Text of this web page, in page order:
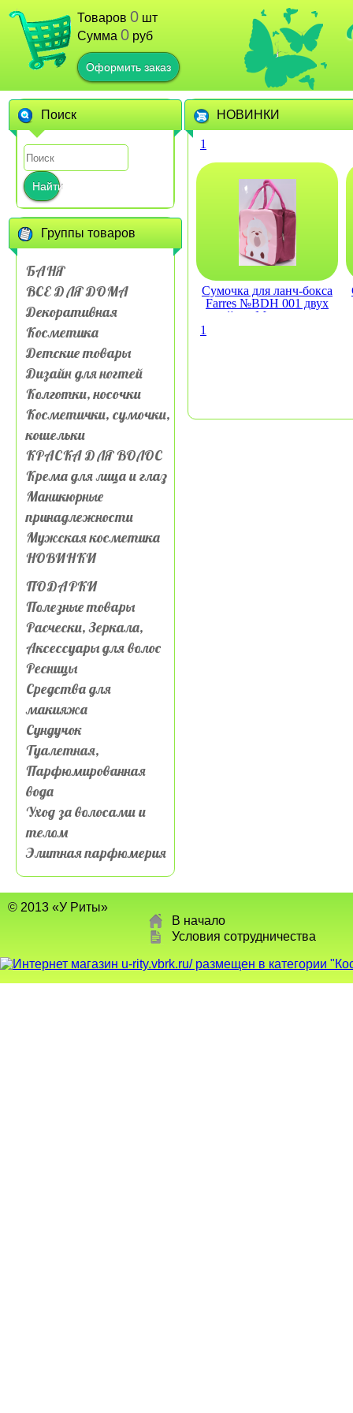
Товаров 0 шт
Сумма 0 руб
Оформить заказ
Поиск
Найти
Группы товаров
БАНЯ
ВСЕ ДЛЯ ДОМА
Декоративная
Косметика
Детские товары
Дизайн для ногтей
Колготки, носочки
Косметички, сумочки,
кошельки
КРАСКА ДЛЯ ВОЛОС
Крема для лица и глаз
Маникюрные
принадлежности
Мужская косметика
НОВИНКИ
ПОДАРКИ
Полезные товары
Расчески, Зеркала,
Аксессуары для волос
Ресницы
Средства для
макияжа
Сундучок
Туалетная,
Парфюмированная
вода
Уход за волосами и
телом
Элитная парфюмерия
НОВИНКИ
1
Сумочка для ланч-бокса
Farres №BDH 001 двух
слойная Мультяшные
1
© 2013 «У Риты»
В начало
Условия сотрудничества